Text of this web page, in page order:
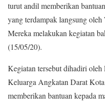
turut andil memberikan
yang terdampak langsung
Mereka melakukan kegiatan
(15/05/20).
Kegiatan tersebut dihadiri
Keluarga Angkatan Darat
memberikan bantuan kepada